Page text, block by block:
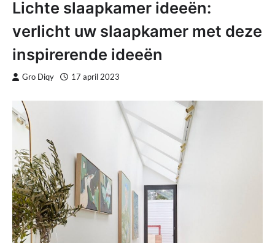
Lichte slaapkamer ideeën:
verlicht uw slaapkamer met deze
inspirerende ideeën
Gro Diqy 17 april 2023